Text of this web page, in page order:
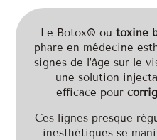
Le Botox® ou toxine
phare en médecine
signes de l’âge sur le
une solution
efficace pour
Ces lignes presque
inesthétiques se